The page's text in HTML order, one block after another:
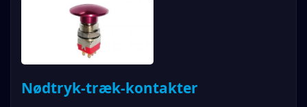
Nødtryk-træk-kontakter